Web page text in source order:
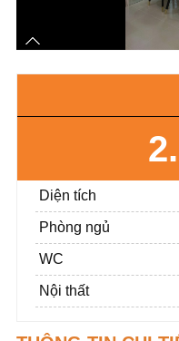
Diện tích
Phòng ngủ
WC
Nội thất